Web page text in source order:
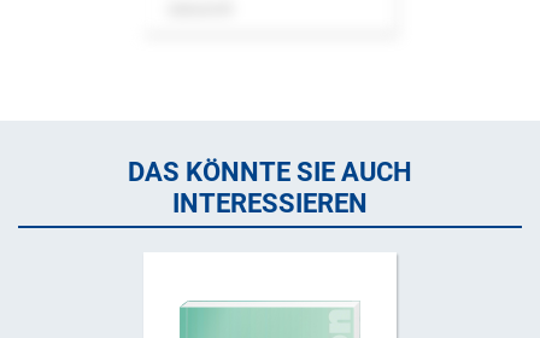
DAS KÖNNTE SIE AUCH
INTERESSIEREN